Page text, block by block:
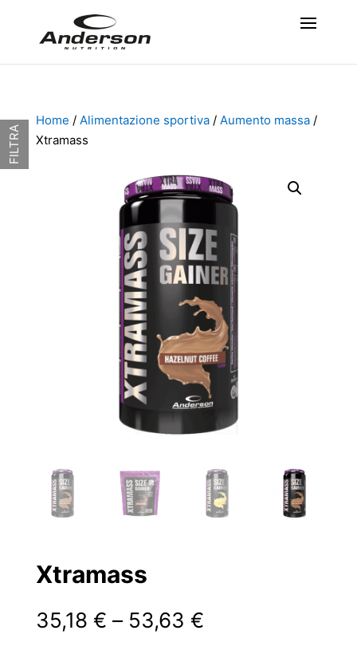
Home / Alimentazione sportiva/ Aumento massa/
Xtramass
Xtramass
35,18 € – 53,63 €Fascia
FILTRA